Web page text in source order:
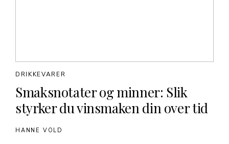
Smaksnotater og minner: Slik
styrker du vinsmaken din over tid
DRIKKEVARER
HANNE VOLD